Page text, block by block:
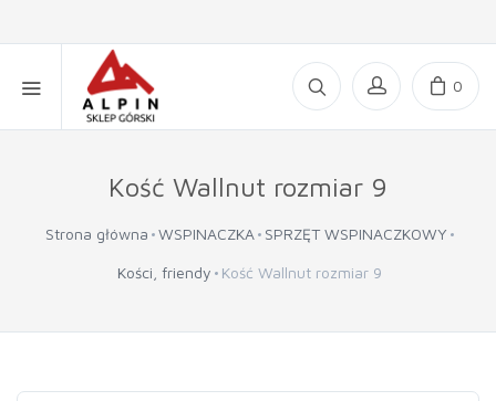
0
Kość Wallnut rozmiar 9
Strona główna WSPINACZKA SPRZĘT WSPINACZKOWY
Kości, friendy Kość Wallnut rozmiar 9